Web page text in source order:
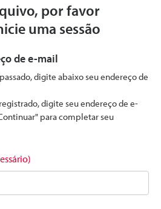
por favor
uma sessão
de e-mail
digite abaixo seu endereço de
digite seu endereço de e-
para completar seu